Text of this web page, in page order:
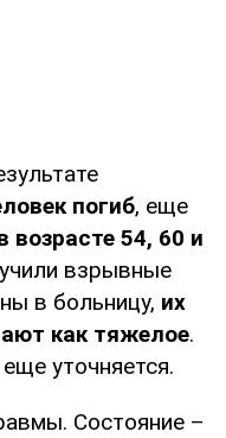
погиб, еще
54, 60 и
взрывные
в больницу, их
как тяжелое.
уточняется.
Состояние –